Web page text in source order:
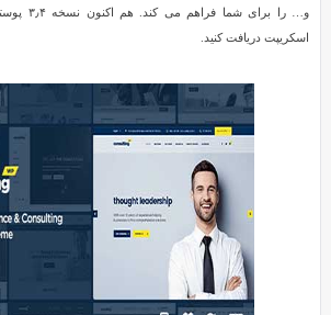
اسکریپت دریافت کنید.